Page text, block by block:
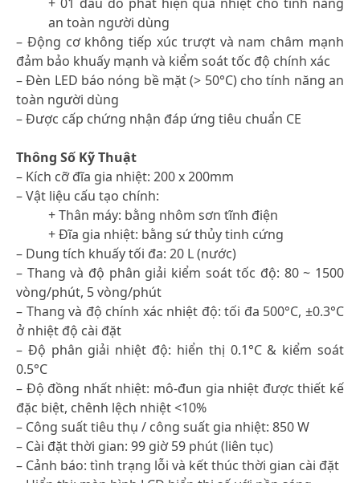
an toàn người dùng
– Động cơ không tiếp xúc trượt và nam châm mạnh
đảm bảo khuấy mạnh và kiểm soát tốc độ chính xác
– Đèn LED báo nóng bề mặt (> 50°C) cho tính năng an
toàn người dùng
– Được cấp chứng nhận đáp ứng tiêu chuẩn CE
Thông Số Kỹ Thuật
– Kích cỡ đĩa gia nhiệt: 200 x 200mm
– Vật liệu cấu tạo chính:
+ Thân máy: bằng nhôm sơn tĩnh điện
+ Đĩa gia nhiệt: bằng sứ thủy tinh cứng
– Dung tích khuấy tối đa: 20 L (nước)
– Thang và độ phân giải kiểm soát tốc độ: 80 ~ 1500
vòng/phút, 5 vòng/phút
– Thang và độ chính xác nhiệt độ: tối đa 500°C, ±0.3°C
ở nhiệt độ cài đặt
– Độ phân giải nhiệt độ: hiển thị 0.1°C & kiểm soát
0.5°C
– Độ đồng nhất nhiệt: mô-đun gia nhiệt được thiết kế
đặc biệt, chênh lệch nhiệt <10%
– Công suất tiêu thụ / công suất gia nhiệt: 850 W
– Cài đặt thời gian: 99 giờ 59 phút (liên tục)
– Cảnh báo: tình trạng lỗi và kết thúc thời gian cài đặt